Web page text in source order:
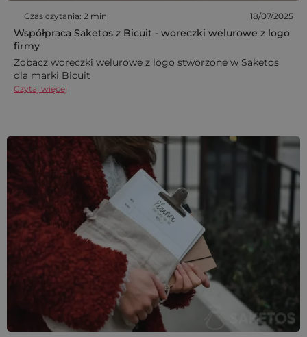
Czas czytania: 2 min 18/07/2025
Współpraca Saketos z Bicuit - woreczki welurowe z logo
firmy
Zobacz woreczki welurowe z logo stworzone w Saketos
dla marki Bicuit
Czytaj więcej